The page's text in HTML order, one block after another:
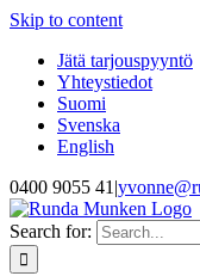
Skip to content
Jätä tarjouspyyntö
Yhteystiedot
Suomi
Svenska
English
0400 9055 41 |
Search for: